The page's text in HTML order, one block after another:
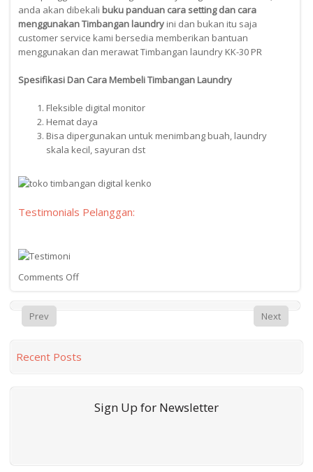
anda akan dibekali buku panduan cara setting dan cara
menggunakan Timbangan laundry ini dan bukan itu saja
customer service kami bersedia memberikan bantuan
menggunakan dan merawat Timbangan laundry KK-30 PR
Spesifikasi Dan Cara Membeli Timbangan Laundry
Fleksible digital monitor
Hemat daya
Bisa dipergunakan untuk menimbang buah, laundry
skala kecil, sayuran dst
Testimonials Pelanggan:
Comments Off
Prev Next
Recent Posts
Sign Up for Newsletter